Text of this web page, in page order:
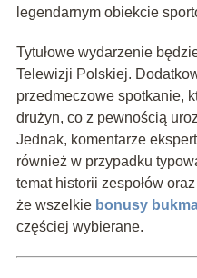
legendarnym obiekcie
Tytułowe wydarzenie
Telewizji Polskiej.
przedmeczowe spotkanie,
drużyn, co z pewnością
Jednak, komentarze
również w przypadku
temat historii zespołów
że wszelkie bonusy
częściej wybierane.